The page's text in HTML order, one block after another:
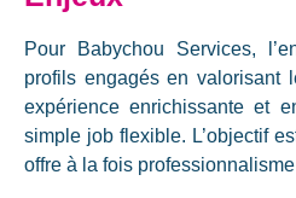
Pour Babychou Services,
profils engagés en valorisant
expérience enrichissante et
simple job flexible. L’objectif
offre à la fois